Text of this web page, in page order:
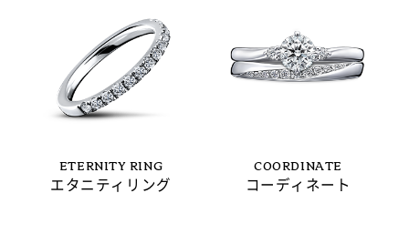
ETERNITY RING
エタニティリング
COORDINATE
コーディネート